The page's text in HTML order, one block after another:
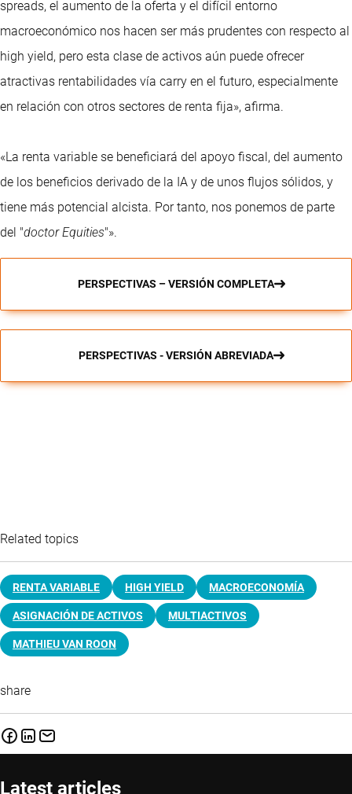
spreads, el aumento de la oferta y el difícil entorno
macroeconómico nos hacen ser más prudentes con respecto al
high yield, pero esta clase de activos aún puede ofrecer
atractivas rentabilidades vía carry en el futuro, especialmente
en relación con otros sectores de renta fija», afirma.
«La renta variable se beneficiará del apoyo fiscal, del aumento
de los beneficios derivado de la IA y de unos flujos sólidos, y
tiene más potencial alcista. Por tanto, nos ponemos de parte
del "doctor Equities"».
PERSPECTIVAS – VERSIÓN COMPLETA
PERSPECTIVAS - VERSIÓN ABREVIADA
Related topics
RENTA VARIABLE HIGH YIELD MACROECONOMÍA
ASIGNACIÓN DE ACTIVOS MULTIACTIVOS
MATHIEU VAN ROON
share
Latest articles